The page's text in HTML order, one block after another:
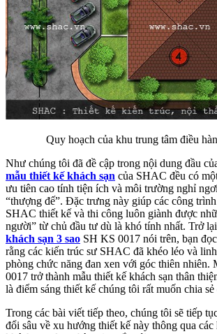
Quy hoạch của khu trung tâm điều
Như chúng tôi đã đề cập trong nội dung đầu
mẫu thiết kế khách sạn của SHAC đều có
ưu tiên cao tính tiện ích và môi trường nghỉ
“thượng đế”. Đặc trưng này giúp các công
SHAC thiết kế và thi công luôn giành được
người” từ chủ đầu tư dù là khó tính nhất. Trở
khách sạn 3 sao SH KS 0017 nói trên, bạn
rằng các kiến trúc sư SHAC đã khéo léo và
phòng chức năng đan xen với góc thiên nhiên.
0017 trở thành mẫu thiết kế khách sạn thân
là điểm sáng thiết kế chúng tôi rất muốn chia sẻ
Trong các bài viết tiếp theo, chúng tôi sẽ tiếp
đổi sâu về xu hướng thiết kế này thông qua các